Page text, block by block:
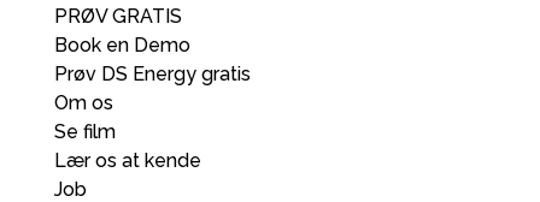
PRØV GRATIS
Book en Demo
Prøv DS Energy gratis
Om os
Se film
Lær os at kende
Job